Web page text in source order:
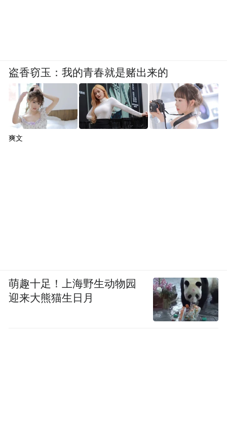
盗香窃玉：我的青春就是赌出来的
爽文
萌趣十足！上海野生动物园
迎来大熊猫生日月